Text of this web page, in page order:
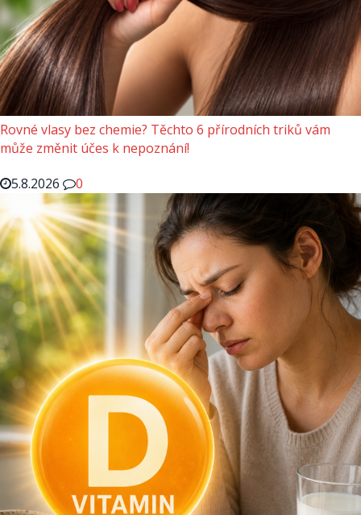
Rovné vlasy bez chemie? Těchto 6 přírodních triků vám
může změnit účes k nepoznání!
5.8.2026
0